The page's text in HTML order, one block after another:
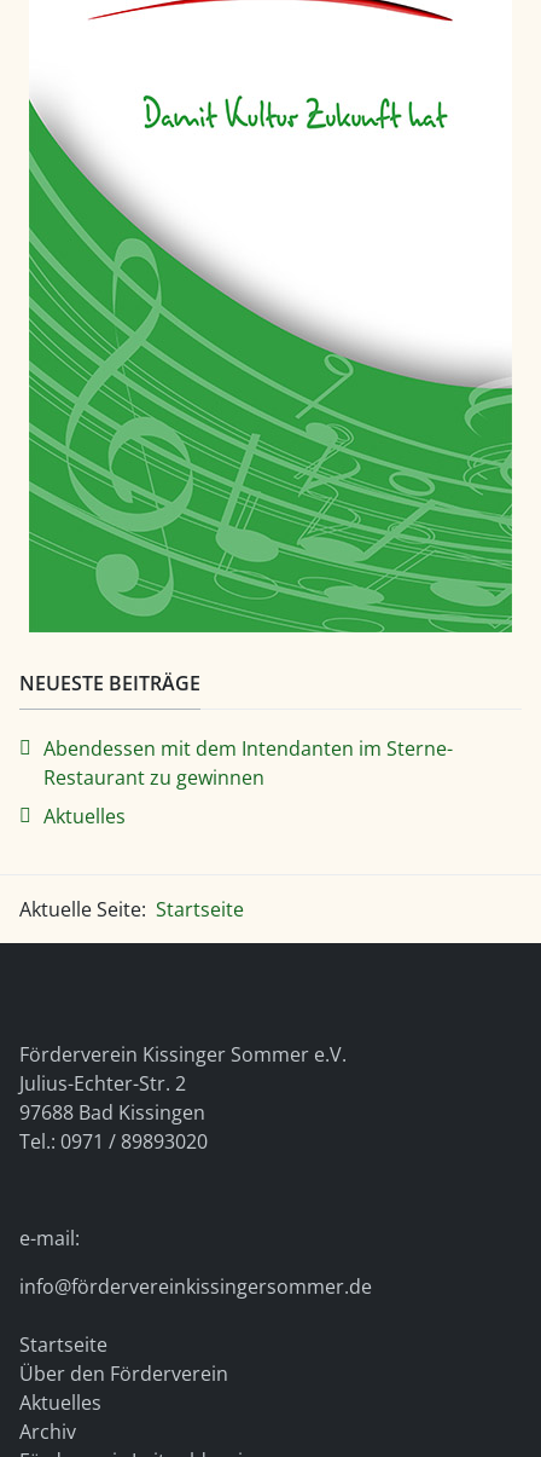
NEUESTE BEITRÄGE
Abendessen mit dem Intendanten im Sterne-
Restaurant zu gewinnen
Aktuelles
Aktuelle Seite: Startseite
Förderverein Kissinger Sommer e.V.
Julius-Echter-Str. 2
97688 Bad Kissingen
Tel.: 0971 / 89893020
e-mail:
info@fördervereinkissingersommer.de
Startseite
Über den Förderverein
Aktuelles
Archiv